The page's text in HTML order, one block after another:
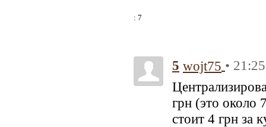
: 7
5 wojt75 •
грн (это около
стоит 4 грн за